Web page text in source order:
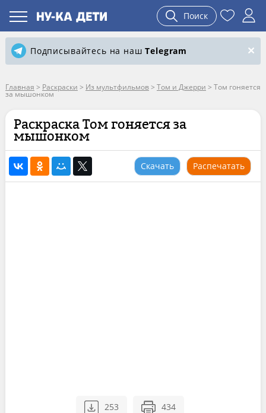
Поиск
Подписывайтесь на нашTelegram
Главная > Раскраски > Из мультфильмов> Том и Джерри > Том гоняется
за мышонком
Раскраска Том гоняется за
мышонком
Скачать Распечатать
253 434